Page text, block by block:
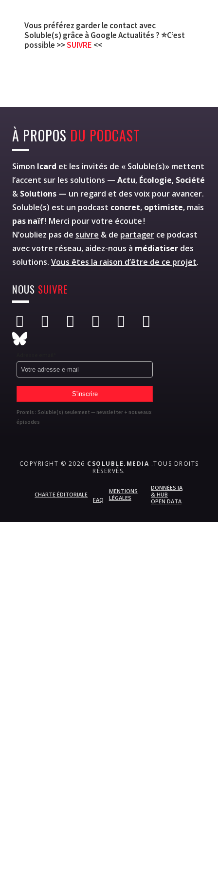
Vous préférez garder le contact avec
Soluble(s) grâce à Google Actualités ? ⭐C’est
possible >>SUIVRE <<
À PROPOS DU PODCAST
Simon Icard et les invités de « Soluble(s)» mettent
l’accent sur les solutions — Actu, Écologie, Société
& Solutions — un regard et des voix pour avancer.
Soluble(s) est un podcast concret, optimiste, mais
pas naïf! Merci pour votre écoute !
N’oubliez pas de suivre & de partager ce podcast
avec votre réseau, aidez-nous à médiatiser des
solutions. Vous êtes la raison d’être de ce projet.
NOUS SUIVRE
Promis : Soluble(s) seulement — newsletter + nouveaux
épisodes
COPYRIGHT © 2026 CSOLUBLE.MEDIA .TOUS DROITS
RÉSERVÉS.
CHARTE ÉDITORIALE
FAQ
MENTIONS
LÉGALES
DONNÉES IA
& HUB
OPEN DATA